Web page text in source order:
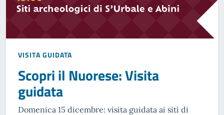
VISITA GUIDATA
Scopri il Nuorese: Visita
guidata
Domenica 15 dicembre: visita guidata ai siti di